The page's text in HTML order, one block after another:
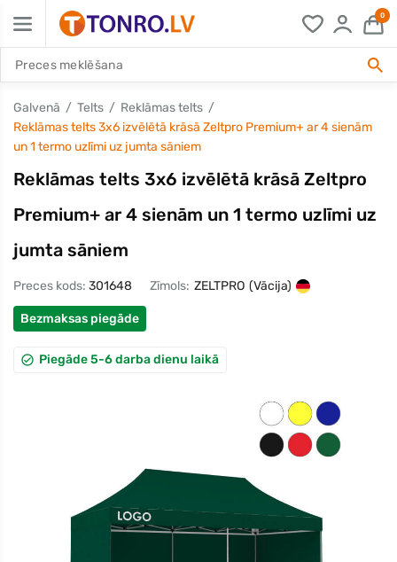
0
Galvenā Telts
Reklāmas telts
Reklāmas telts 3x6 izvēlētā krāsā Zeltpro Premium+ ar 4 sienām
un 1 termo uzlīmi uz jumta sāniem
Reklāmas telts 3x6 izvēlētā krāsā Zeltpro
Premium+ ar 4 sienām un 1 termo uzlīmi uz
jumta sāniem
Preces kods: 301648 Zīmols: ZELTPRO (Vācija)
Bezmaksas piegāde
Piegāde 5-6 darba dienu laikā